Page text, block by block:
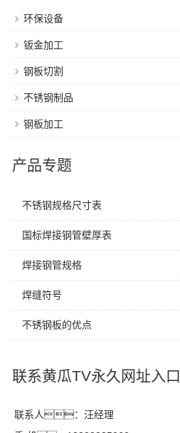
环保设备
钣金加工
钢板切割
不锈钢制品
钢板加工
产品专题
不锈钢规格尺寸表
国标焊接钢管壁厚表
焊接钢管规格
焊缝符号
不锈钢板的优点
联系黄瓜TV永久网址入口
联系人：汪经理